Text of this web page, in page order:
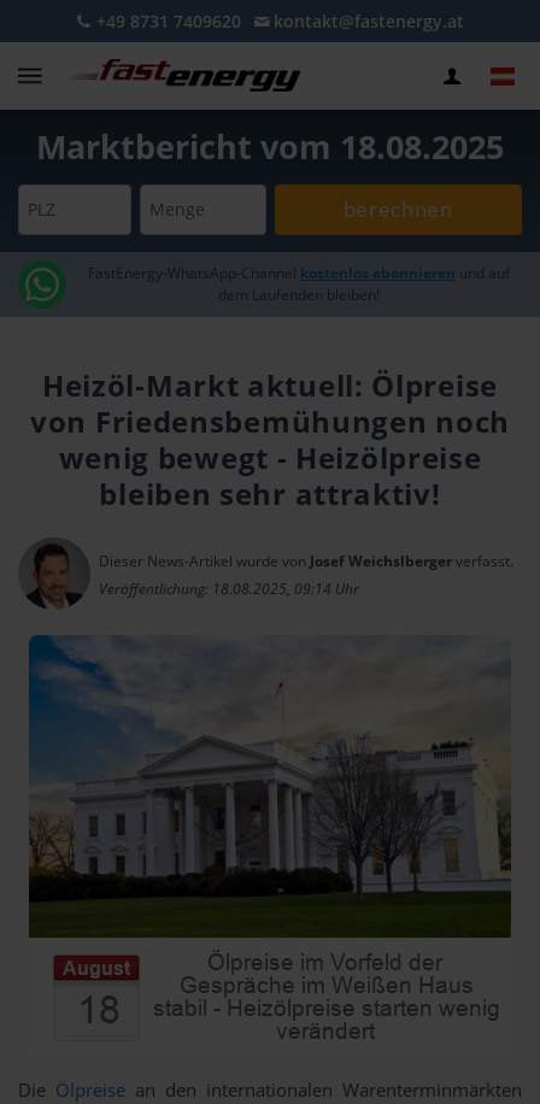
+49 8731 7409620 kontakt@fastenergy.at
Marktbericht vom 18.08.2025
PLZ Menge berechnen
FastEnergy-WhatsApp-Channel kostenlos abonnieren und auf
dem Laufenden bleiben!
Heizöl-Markt aktuell: Ölpreise
von Friedensbemühungen noch
wenig bewegt - Heizölpreise
bleiben sehr attraktiv!
Dieser News-Artikel wurde von Josef Weichslbergerverfasst.
Veröffentlichung: 18.08.2025, 09:14 Uhr
Die Ölpreise an den internationalen Warenterminmärkten